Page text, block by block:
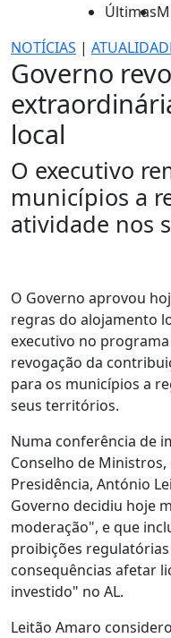
Últimas
NOTÍCIAS |
Governo
local
O executivo
municípios a
atividade nos
O Governo aprovou
regras do alojamento
executivo no
revogação da
para os municípios a
seus territórios.
Numa conferência de
Conselho de
Presidência, António
Governo decidiu hoje
moderação", e que
proibições
consequências afetar
investido" no AL.
Leitão Amaro